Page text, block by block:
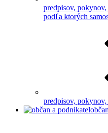
predpisov,
podľa ktorých
predpisov,